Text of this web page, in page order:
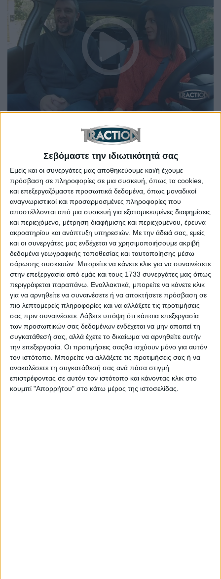
Σεβόμαστε την ιδιωτικότητά σας
Εμείς και οι συνεργάτες μας αποθηκεύουμε και/ή έχουμε
πρόσβαση σε πληροφορίες σε μια συσκευή, όπως τα cookies,
και επεξεργαζόμαστε προσωπικά δεδομένα, όπως μοναδικοί
αναγνωριστικοί και προσαρμοσμένες πληροφορίες που
αποστέλλονται από μια συσκευή για εξατομικευμένες διαφημίσεις
και περιεχόμενο, μέτρηση διαφήμισης και περιεχομένου, έρευνα
ακροατηρίου και ανάπτυξη υπηρεσιών. Με την άδειά σας, εμείς
και οι συνεργάτες μας ενδέχεται να χρησιμοποιήσουμε ακριβή
δεδομένα γεωγραφικής τοποθεσίας και ταυτοποίησης μέσω
σάρωσης συσκευών. Μπορείτε να κάνετε κλικ για να συναινέσετε
στην επεξεργασία από εμάς και τους 1733 συνεργάτες μας όπως
περιγράφεται παραπάνω. Εναλλακτικά, μπορείτε να κάνετε κλικ
για να αρνηθείτε να συναινέσετε ή να αποκτήσετε πρόσβαση σε
πιο λεπτομερείς πληροφορίες και να αλλάξετε τις προτιμήσεις
σας πριν συναινέσετε. Λάβετε υπόψη ότι κάποια επεξεργασία
των προσωπικών σας δεδομένων ενδέχεται να μην απαιτεί τη
συγκατάθεσή σας, αλλά έχετε το δικαίωμα να αρνηθείτε αυτήν
την επεξεργασία. Οι προτιμήσεις σαςθα ισχύουν μόνο για αυτόν
τον ιστότοπο. Μπορείτε να αλλάξετε τις προτιμήσεις σας ή να
ανακαλέσετε τη συγκατάθεσή σας ανά πάσα στιγμή
επιστρέφοντας σε αυτόν τον ιστότοπο και κάνοντας κλικ στο
κουμπί "Απορρήτου" στο κάτω μέρος της ιστοσελίδας.
TractioN 2020 | Citroen C3 Origins
Traction.gr 2021 | Μάνος & Κώστας Στεφανής
οδηγούν το Skoda Fabia R5 της Evolution Motor Car
Library